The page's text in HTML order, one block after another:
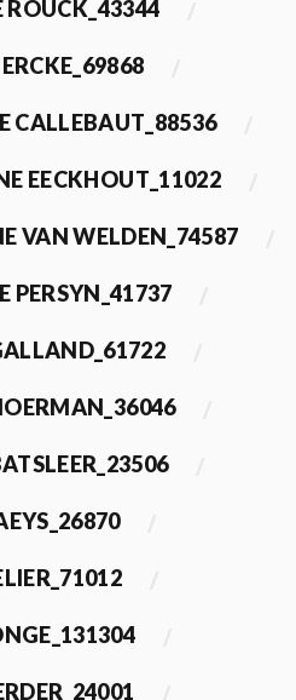
ROUCK_43344
CALLEBAUT_88536
EECKHOUT_11022
VAN WELDEN_74587
PERSYN_41737